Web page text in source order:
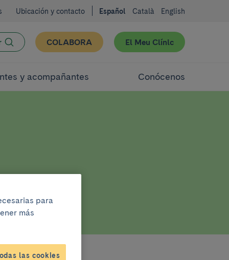
Ubicación y contacto Español Català English
COLABORA El Meu Clínic
y acompañantes Conócenos
para
más
las cookies